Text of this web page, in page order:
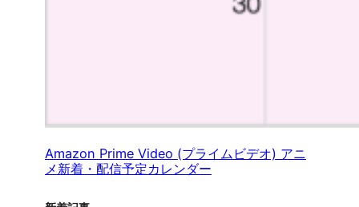
Amazon Prime Video (プライムビデオ) アニ
メ新着・配信予定カレンダー